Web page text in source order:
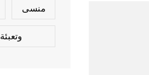
منسى
وتعبئة